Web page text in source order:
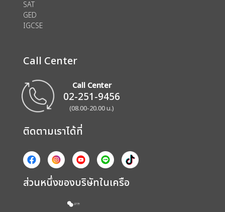
SAT
GED
IGCSE
Call Center
Call Center
02-251-9456
(08.00-20.00 น.)
ติดตามเราได้ที่
ส่วนหนึ่งของบริษัทในเครือ